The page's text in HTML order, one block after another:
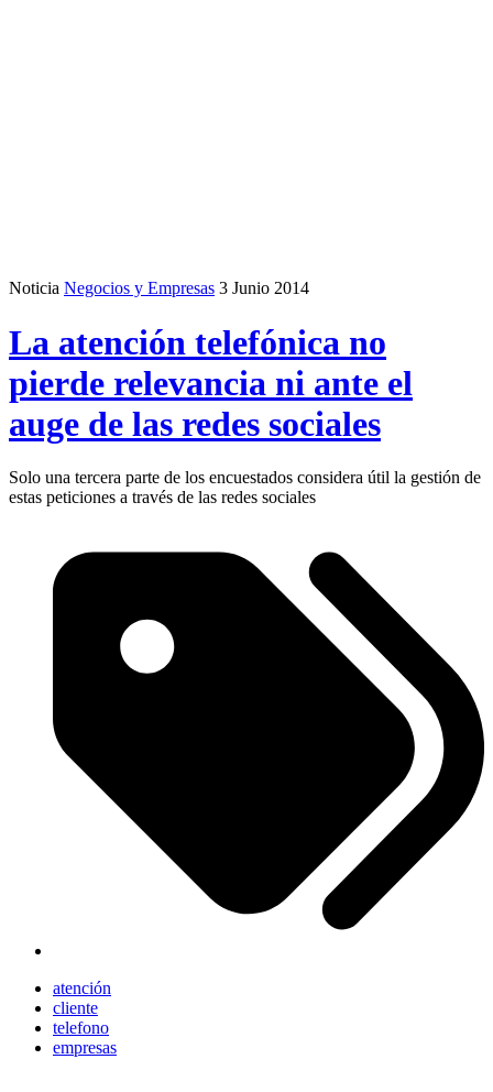
Noticia Negocios y Empresas 3 Junio 2014
La atención telefónica no
pierde relevancia ni ante el
auge de las redes sociales
Solo una tercera parte de los encuestados considera útil la gestión de
estas peticiones a través de las redes sociales
atención
cliente
telefono
empresas